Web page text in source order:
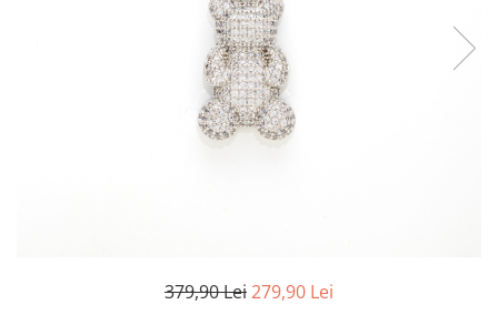
379,90 Lei279,90 Lei